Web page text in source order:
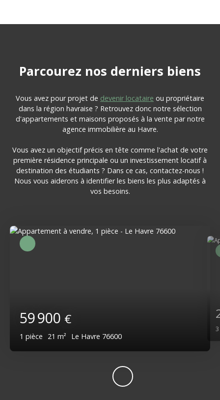
Parcourez nos derniers biens
Vous avez pour projet de devenir locataire ou propriétaire
dans la région havraise ? Retrouvez donc notre sélection
d'appartements et maisons proposés à la vente par notre
agence immobilière au Havre.
Vous avez un objectif précis en tête comme l'achat de votre
première résidence principale ou un investissement locatif à
destination des étudiants ? Dans ce cas, contactez-nous !
Nous vous aiderons à identifier les biens les plus adaptés à
vos besoins.
59 900 €
1 pièce 21 m² Le Havre 76600
3